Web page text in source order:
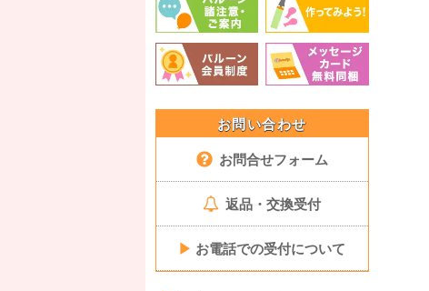
お問い合わせ
お問合せフォーム
返品・交換受付
▶ お電話での受付について